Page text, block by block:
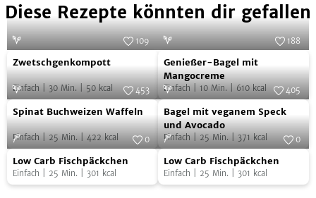
Diese Rezepte könnten dir gefallen
Zwetschgenkompott
109
Zwetschgenkompott
Einfach 30 Min. 50 kcal
Genießer-
Bagel
mit
Mangocreme
Foto:
188
Genießer-Bagel mit
Mangocreme
Einfach 10 Min. 610 kcal
Spinat
Buchweizen
Waffeln
SevenCooks
453
Spinat Buchweizen Waffeln
Einfach 25 Min. 422 kcal
Bagel
mit
veganem
Speck
und
SevenCooks
405
Bagel mit veganem Speck
und Avocado
Einfach 25 Min. 371 kcal
Low
Carb
Fischpäckchen
Foto:SevenCooks
0
Low Carb Fischpäckchen
Einfach 25 Min. 301 kcal
Low
Carb
Fischpäckchen
Foto:SevenCooks
0
Low Carb Fischpäckchen
Einfach 25 Min. 301 kcal